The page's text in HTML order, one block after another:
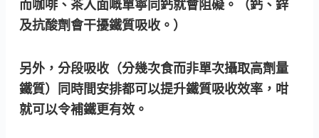
而咖啡、茶入面嘅單寧同鈣就會阻礙。（鈣、鋅
及抗酸劑會干擾鐵質吸收。）
另外，分段吸收（分幾次食而非單次攝取高劑量
鐵質）同時間安排都可以提升鐵質吸收效率，咁
就可以令補鐵更有效。